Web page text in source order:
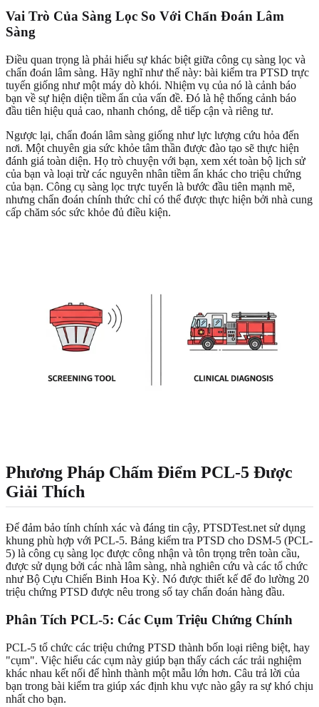
Vai Trò Của Sàng Lọc So Với Chẩn Đoán Lâm
Sàng
Điều quan trọng là phải hiểu sự khác biệt giữa công cụ sàng lọc và
chẩn đoán lâm sàng. Hãy nghĩ như thế này: bài kiểm tra PTSD trực
tuyến giống như một máy dò khói. Nhiệm vụ của nó là cảnh báo
bạn về sự hiện diện tiềm ẩn của vấn đề. Đó là hệ thống cảnh báo
đầu tiên hiệu quả cao, nhanh chóng, dễ tiếp cận và riêng tư.
Ngược lại, chẩn đoán lâm sàng giống như lực lượng cứu hỏa đến
nơi. Một chuyên gia sức khỏe tâm thần được đào tạo sẽ thực hiện
đánh giá toàn diện. Họ trò chuyện với bạn, xem xét toàn bộ lịch sử
của bạn và loại trừ các nguyên nhân tiềm ẩn khác cho triệu chứng
của bạn. Công cụ sàng lọc trực tuyến là bước đầu tiên mạnh mẽ,
nhưng chẩn đoán chính thức chỉ có thể được thực hiện bởi nhà cung
cấp chăm sóc sức khỏe đủ điều kiện.
Phương Pháp Chấm Điểm PCL-5 Được
Giải Thích
Để đảm bảo tính chính xác và đáng tin cậy, PTSDTest.net sử dụng
khung phù hợp với PCL-5. Bảng kiểm tra PTSD cho DSM-5 (PCL-
5) là công cụ sàng lọc được công nhận và tôn trọng trên toàn cầu,
được sử dụng bởi các nhà lâm sàng, nhà nghiên cứu và các tổ chức
như Bộ Cựu Chiến Binh Hoa Kỳ. Nó được thiết kế để đo lường 20
triệu chứng PTSD được nêu trong sổ tay chẩn đoán hàng đầu.
Phân Tích PCL-5: Các Cụm Triệu Chứng Chính
PCL-5 tổ chức các triệu chứng PTSD thành bốn loại riêng biệt, hay
"cụm". Việc hiểu các cụm này giúp bạn thấy cách các trải nghiệm
khác nhau kết nối để hình thành một mẫu lớn hơn. Câu trả lời của
bạn trong bài kiểm tra giúp xác định khu vực nào gây ra sự khó chịu
nhất cho bạn.